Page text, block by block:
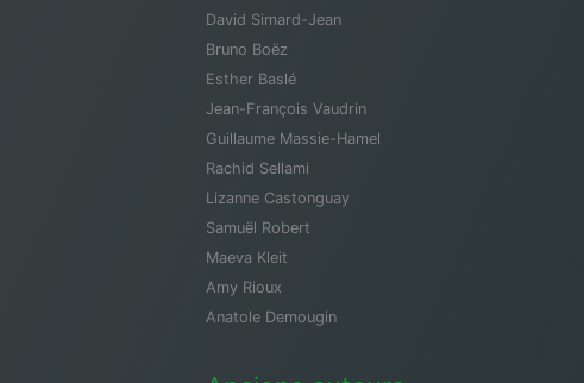
David Simard-Jean
Bruno Boëz
Esther Baslé
Jean-François Vaudrin
Guillaume Massie-Hamel
Rachid Sellami
Lizanne Castonguay
Samuël Robert
Maeva Kleit
Amy Rioux
Anatole Demougin